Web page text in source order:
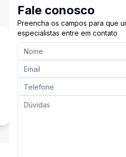
Fale conosco
Preencha os campos para que
especialistas entre em contato